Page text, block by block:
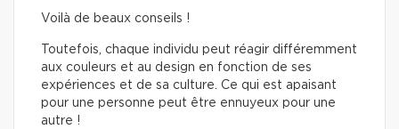
Voilà de beaux conseils !
Toutefois, chaque individu peut réagir différemment
aux couleurs et au design en fonction de ses
expériences et de sa culture. Ce qui est apaisant
pour une personne peut être ennuyeux pour une
autre !